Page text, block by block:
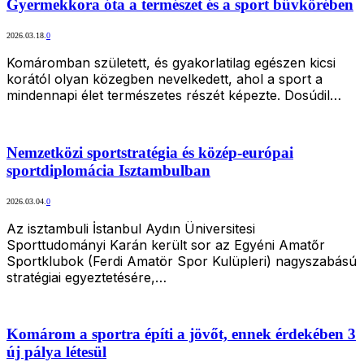
Gyermekkora óta a természet és a sport bűvkörében
2026.03.18. 0
Komáromban született, és gyakorlatilag egészen kicsi
korától olyan közegben nevelkedett, ahol a sport a
mindennapi élet természetes részét képezte. Dosúdil…
Nemzetközi sportstratégia és közép-európai
sportdiplomácia Isztambulban
2026.03.04. 0
Az isztambuli İstanbul Aydın Üniversitesi
Sporttudományi Karán került sor az Egyéni Amatőr
Sportklubok (Ferdi Amatör Spor Kulüpleri) nagyszabású
stratégiai egyeztetésére,…
Komárom a sportra építi a jövőt, ennek érdekében 3
új pálya létesül